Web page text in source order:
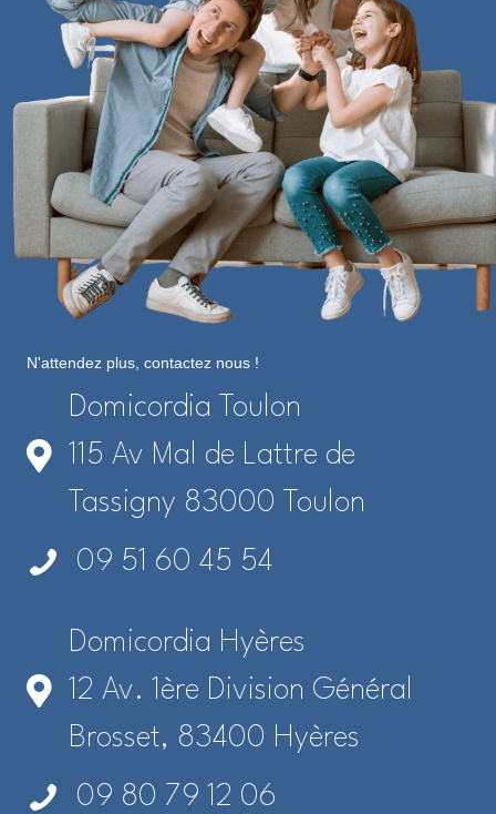
N'attendez plus, contactez nous !
Domicordia Toulon
115 Av Mal de Lattre de
Tassigny 83000 Toulon
09 51 60 45 54
Domicordia Hyères
12 Av. 1ère Division Général
Brosset, 83400 Hyères
09 80 79 12 06